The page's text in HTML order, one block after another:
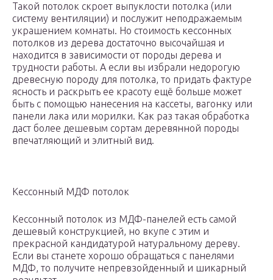
Такой потолок скроет выпуклости потолка (или
систему вентиляции) и послужит неподражаемым
украшением комнаты. Но стоимость кессонных
потолков из дерева достаточно высочайшая и
находится в зависимости от породы дерева и
трудности работы. А если вы избрали недорогую
древесную породу для потолка, то придать фактуре
ясность и раскрыть ее красоту ещё больше может
быть с помощью нанесения на кассеты, вагонку или
панели лака или морилки. Как раз такая обработка
даст более дешевым сортам деревянной породы
впечатляющий и элитный вид.
Кессонный МДФ потолок
Кессонный потолок из МДФ-панелей есть самой
дешевый конструкцией, но вкупе с этим и
прекрасной кандидатурой натуральному дереву.
Если вы станете хорошо обращаться с панелями
МДФ, то получите непревзойденный и шикарный